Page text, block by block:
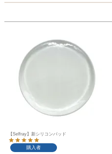
【Selfray】新シリコンパッド
購入者